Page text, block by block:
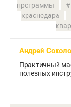
программы
краснодара
Андрей
Практичный
полезных